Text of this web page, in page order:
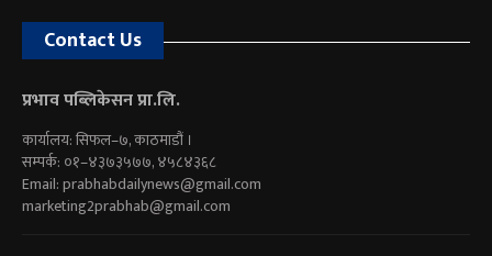
Contact Us
प्रभाव पब्लिकेसन प्रा.लि.
कार्यालय: सिफल–७, काठमाडौं ।
सम्पर्क: ०१–४३७३५७७, ४५८४३६८
Email:prabhabdailynews@gmail.com
marketing2prabhab@gmail.com